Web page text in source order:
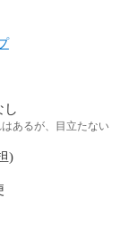
し
あるが、目立たない
)